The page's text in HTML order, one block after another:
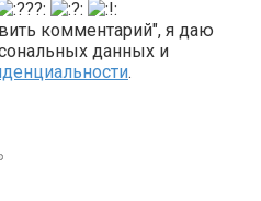
комментарий", я даю
данных и
.